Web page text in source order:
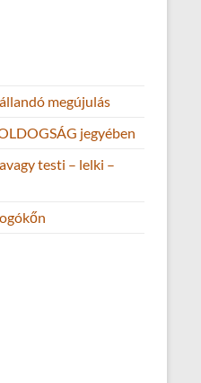
megújulás
jegyében
testi – lelki –